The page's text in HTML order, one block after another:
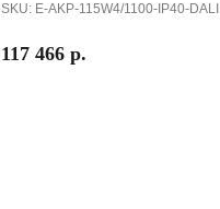
SKU: E-AKP-115W4/1100-IP40-DALI
117 466 р.